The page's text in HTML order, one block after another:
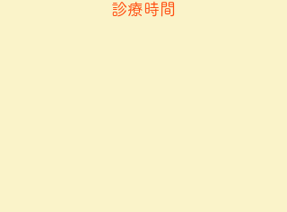
診療時間